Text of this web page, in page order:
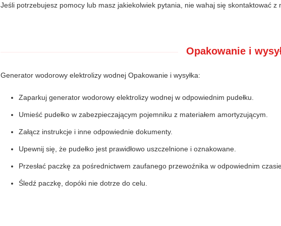
Jeśli potrzebujesz pomocy lub masz jakiekolwiek pytania, nie wahaj się skontaktować z
Opakowanie i
Generator wodorowy elektrolizy wodnej Opakowanie i wysyłka:
Zaparkuj generator wodorowy elektrolizy wodnej w odpowiednim pudełku.
Umieść pudełko w zabezpieczającym pojemniku z materiałem amortyzującym.
Załącz instrukcje i inne odpowiednie dokumenty.
Upewnij się, że pudełko jest prawidłowo uszczelnione i oznakowane.
Przesłać paczkę za pośrednictwem zaufanego przewoźnika w odpowiednim
Śledź paczkę, dopóki nie dotrze do celu.